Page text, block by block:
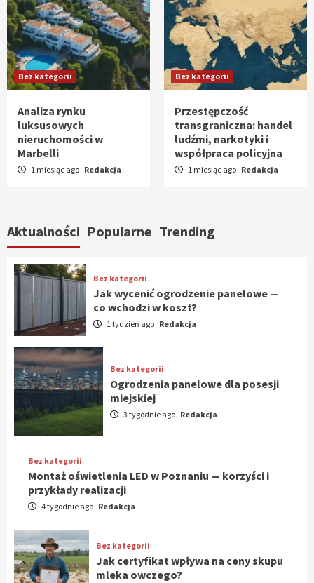
Bez kategorii
Analiza rynku
luksusowych
nieruchomości w
Marbelli
1 miesiąc ago Redakcja
Bez kategorii
Przestępczość
transgraniczna: handel
ludźmi, narkotyki i
współpraca policyjna
1 miesiąc ago Redakcja
Aktualności Popularne Trending
Bez kategorii
Jak wycenić ogrodzenie panelowe —
co wchodzi w koszt?
1 tydzień ago Redakcja
Bez kategorii
Ogrodzenia panelowe dla posesji
miejskiej
3 tygodnie ago Redakcja
Bez kategorii
Montaż oświetlenia LED w Poznaniu — korzyści i
przykłady realizacji
4 tygodnie ago Redakcja
Bez kategorii
Jak certyfikat wpływa na ceny skupu
mleka owczego?